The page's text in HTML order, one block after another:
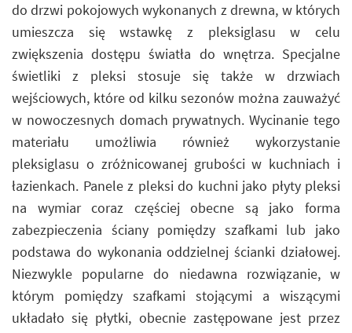
do drzwi pokojowych wykonanych z drewna, w których
umieszcza się wstawkę z pleksiglasu w celu
zwiększenia dostępu światła do wnętrza. Specjalne
świetliki z pleksi stosuje się także w drzwiach
wejściowych, które od kilku sezonów można zauważyć
w nowoczesnych domach prywatnych. Wycinanie tego
materiału umożliwia również wykorzystanie
pleksiglasu o zróżnicowanej grubości w kuchniach i
łazienkach. Panele z pleksi do kuchni jako płyty pleksi
na wymiar coraz częściej obecne są jako forma
zabezpieczenia ściany pomiędzy szafkami lub jako
podstawa do wykonania oddzielnej ścianki działowej.
Niezwykle popularne do niedawna rozwiązanie, w
którym pomiędzy szafkami stojącymi a wiszącymi
układało się płytki, obecnie zastępowane jest przez